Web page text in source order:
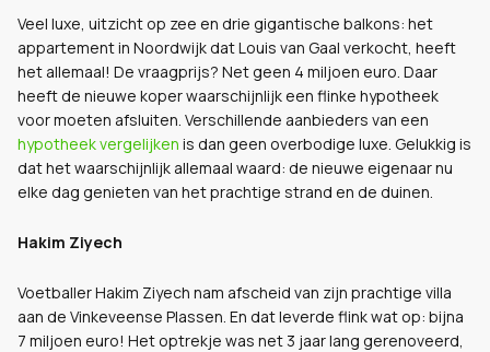
Veel luxe, uitzicht op zee en drie gigantische balkons: het
appartement in Noordwijk dat Louis van Gaal verkocht, heeft
het allemaal! De vraagprijs? Net geen 4 miljoen euro. Daar
heeft de nieuwe koper waarschijnlijk een flinke hypotheek
voor moeten afsluiten. Verschillende aanbieders van een
hypotheek vergelijken is dan geen overbodige luxe. Gelukkig is
dat het waarschijnlijk allemaal waard: de nieuwe eigenaar nu
elke dag genieten van het prachtige strand en de duinen.
Hakim Ziyech
Voetballer Hakim Ziyech nam afscheid van zijn prachtige villa
aan de Vinkeveense Plassen. En dat leverde flink wat op: bijna
7 miljoen euro! Het optrekje was net 3 jaar lang gerenoveerd,